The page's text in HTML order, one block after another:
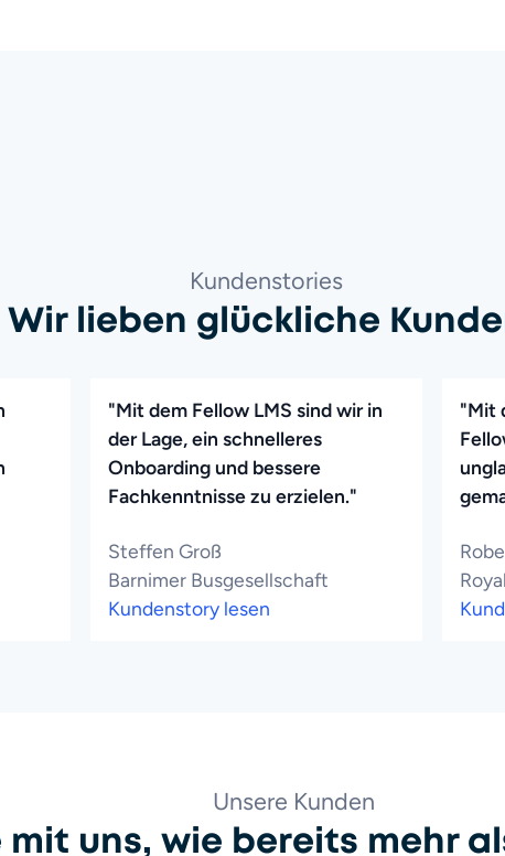
Wir lieben glückliche
Kundenstories
"Mit dem Fellow LMS sind wir in
der Lage, ein schnelleres
Onboarding und bessere
Fachkenntnisse zu erzielen."
Steffen Groß
Barnimer Busgesellschaft
Kundenstory lesen
"Mit
mit uns, wie bereits mehr
Unsere Kunden